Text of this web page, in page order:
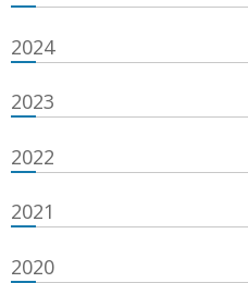
2024
2023
2022
2021
2020